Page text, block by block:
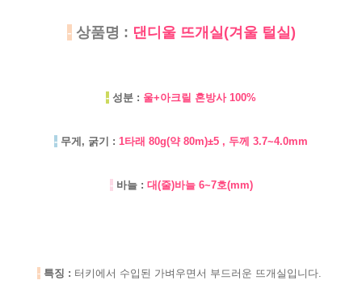
- 상품명 : 댄디울 뜨개실(겨울 털실)
- 성분 : 울+아크릴 혼방사 100%
- 무게, 굵기 : 1타래 80g(약 80m)±5 , 두께 3.7~4.0mm
- 바늘 : 대(줄)바늘 6~7호(mm)
- 특징 : 터키에서 수입된 가벼우면서 부드러운 뜨개실입니다.